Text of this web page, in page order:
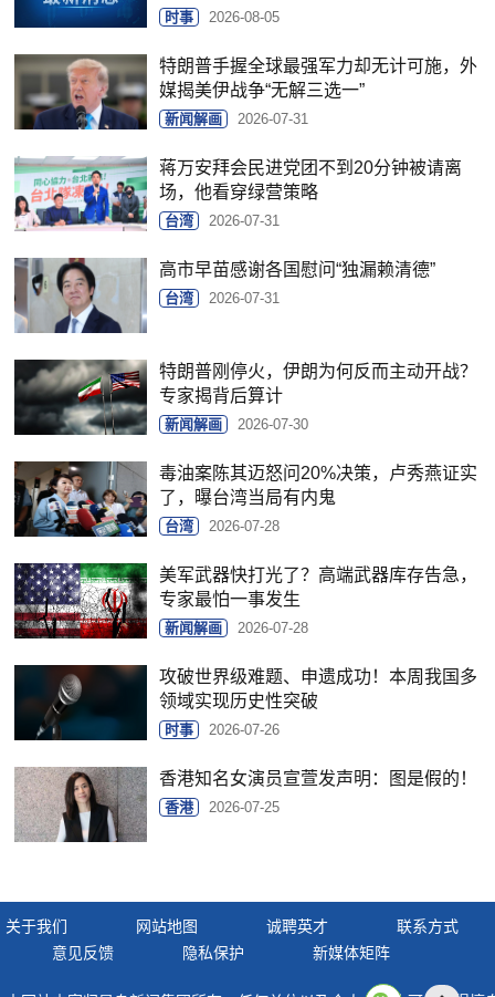
时事 2026-08-05
特朗普手握全球最强军力却无计可施，外
媒揭美伊战争“无解三选一”
新闻解画 2026-07-31
蒋万安拜会民进党团不到20分钟被请离
场，他看穿绿营策略
台湾 2026-07-31
高市早苗感谢各国慰问“独漏赖清德”
台湾 2026-07-31
特朗普刚停火，伊朗为何反而主动开战？
专家揭背后算计
新闻解画 2026-07-30
毒油案陈其迈怒问20%决策，卢秀燕证实
了，曝台湾当局有内鬼
台湾 2026-07-28
美军武器快打光了？高端武器库存告急，
专家最怕一事发生
新闻解画 2026-07-28
攻破世界级难题、申遗成功！本周我国多
领域实现历史性突破
时事 2026-07-26
香港知名女演员宣萱发声明：图是假的！
香港 2026-07-25
关于我们 网站地图 诚聘英才
联系方式
意见反馈
隐私保护 新媒体矩阵